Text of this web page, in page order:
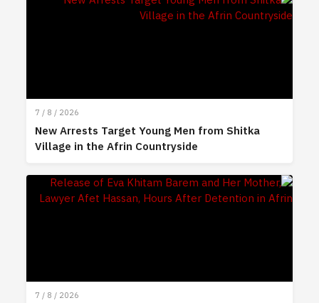
7 / 8 / 2026
New Arrests Target Young Men from Shitka
Village in the Afrin Countryside
7 / 8 / 2026